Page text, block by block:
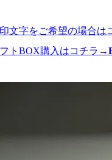
文字をご希望の場合は
トBOX購入はコチラ→